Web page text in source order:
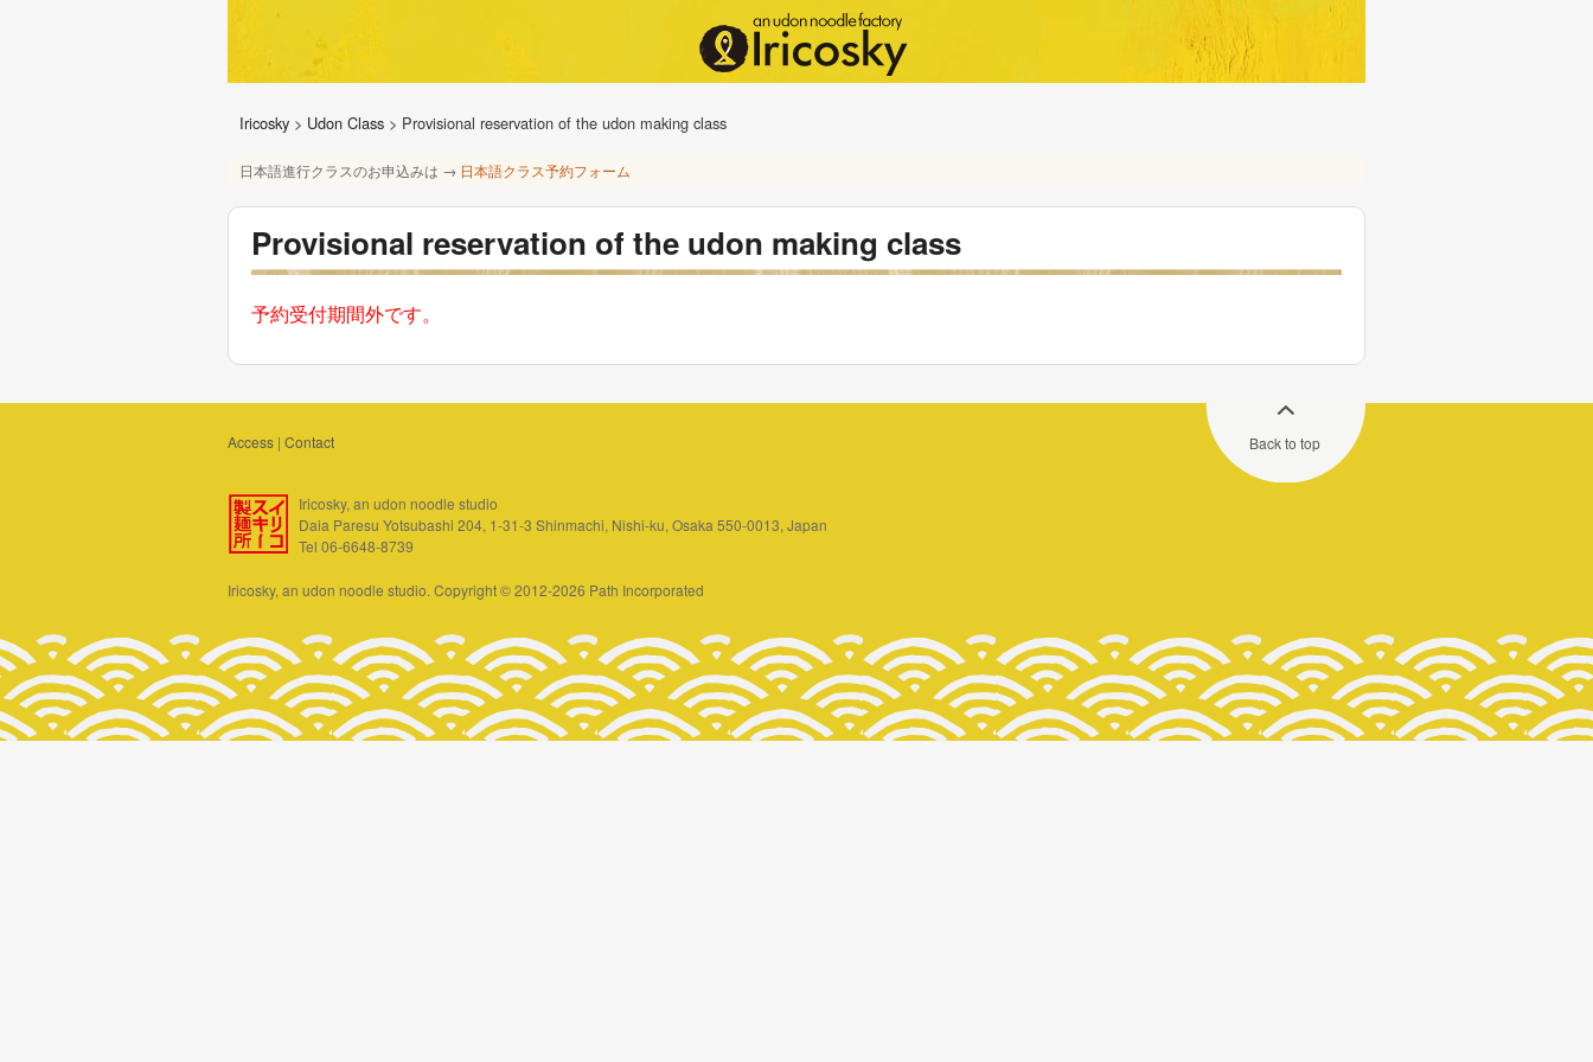
Iricosky > Udon Class > Provisional reservation of the udon making class
日本語進行クラスのお申込みは → 日本語クラス予約フォーム
Provisional reservation of the udon making class
予約受付期間外です。
Access | Contact
Iricosky, an udon noodle studio
Daia Paresu Yotsubashi 204, 1-31-3 Shinmachi, Nishi-ku, Osaka 550-0013, Japan
Tel 06-6648-8739
Iricosky, an udon noodle studio. Copyright © 2012-2026 Path Incorporated
Back to top